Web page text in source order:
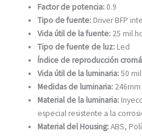
Factor de potencia: 0.9
Tipo de fuente: Driver BFP
Vida útil de la fuente: 25 mil
Tipo de fuente de luz: Led
Índice de reproducción
Vida útil de la luminaria:50
Medidas de luminaria:
Material de la luminaria:
especial resistente a la
Material del Housing:ABS,